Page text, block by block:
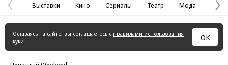
Предыдущая
страница
Выставки Кино Сериалы Театр Мода
Оставаясь на сайте, вы соглашаетесь с правилами использования
куки
ОК